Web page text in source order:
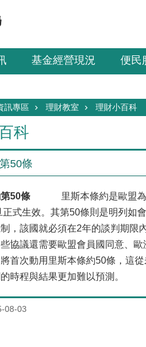
基金經營現況 便民
訊專區 理財教室 理財小百科
科
50條
50條 里斯本條約是歐盟為了
正式生效。其第50條則是明列如
，該國就必須在2年的談判期限
協議還需要歐盟會員國同意、
首次動用里斯本條約50條，這
時程與結果更加難以預測。
08-03